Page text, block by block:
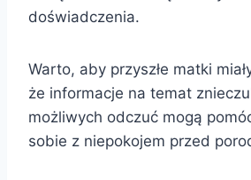
doświadczenia.
Warto, aby przyszłe matki
że informacje na temat
możliwych odczuć mogą
sobie z niepokojem przed